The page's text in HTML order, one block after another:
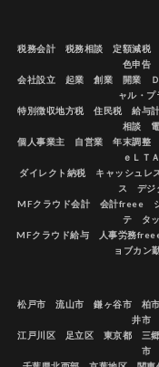
税務会計 税務相談 定額減
色申
会社設立 起業 創業 開業 Ｄ
ャル・
特別徴収地方税 住民税 給
相談
個人事業主 自営業 年末調整
ｅＬＴ
ダイレクト納税 キャッシュ
ス デジ
MFクラウド会計 会計freee
テ タッ
MFクラウド給与 人事労務
ョブカ
松戸市 流山市 鎌ヶ谷市 柏
井市
江戸川区 足立区 東京都 三
市